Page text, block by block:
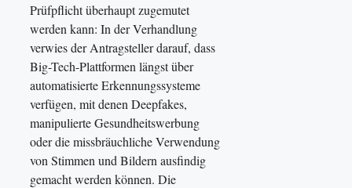
Prüfpflicht überhaupt zugemutet
werden kann: In der Verhandlung
verwies der Antragsteller darauf, dass
Big-Tech-Plattformen längst über
automatisierte Erkennungssysteme
verfügen, mit denen Deepfakes,
manipulierte Gesundheitswerbung
oder die missbräuchliche Verwendung
von Stimmen und Bildern ausfindig
gemacht werden können. Die